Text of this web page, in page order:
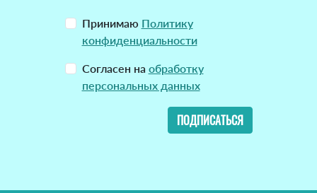
Принимаю Политику
конфиденциальности
Согласен на обработку
персональных данных
ПОДПИСАТЬСЯ